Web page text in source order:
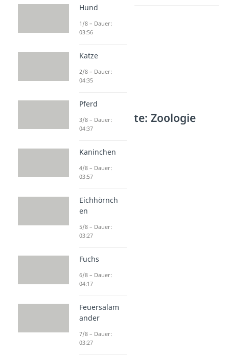
Weitere Inhalte: Zoologie
Tiere in Afrika
Dauer: 03:27
Löwe
Dauer: 03:57
Dauer: 04:34
Termiten
Kamel Höcker
Dauer: 02:41
Hund
1/8 – Dauer:
03:56
Katze
2/8 – Dauer:
04:35
Pferd
3/8 – Dauer:
04:37
Kaninchen
4/8 – Dauer:
03:57
Eichhörnch
en
5/8 – Dauer:
03:27
Fuchs
6/8 – Dauer:
04:17
Feuersalam
ander
7/8 – Dauer:
03:27